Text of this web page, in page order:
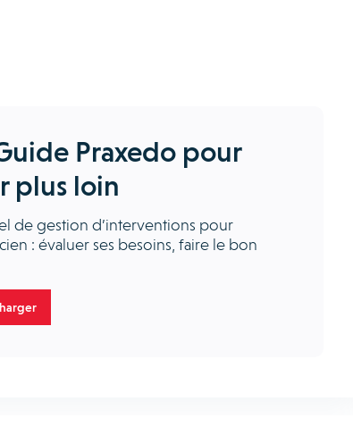
Praxedo pour
plus loin
de gestion d’interventions pour
: évaluer ses besoins, faire le bon